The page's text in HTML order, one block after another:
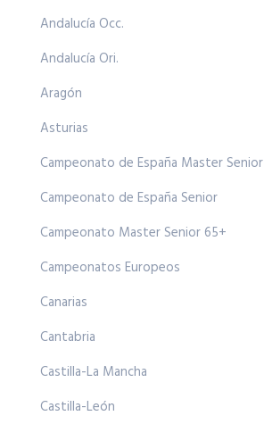
Andalucía Occ.
Andalucía Ori.
Aragón
Asturias
Campeonato de España Master Senior
Campeonato de España Senior
Campeonato Master Senior 65+
Campeonatos Europeos
Canarias
Cantabria
Castilla-La Mancha
Castilla-León